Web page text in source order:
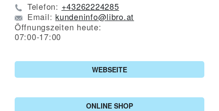
Telefon: +43262224285
Email: kundeninfo@libro.at
Öffnungszeiten heute:
07:00-17:00
WEBSEITE
ONLINE SHOP